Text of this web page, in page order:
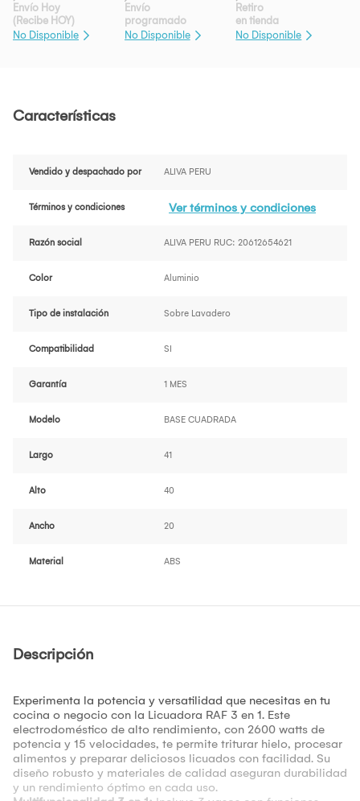
Envío Hoy
(Recibe HOY)
No Disponible
Envío
programado
No Disponible
Retiro
en tienda
No Disponible
Características
Vendido y despachado por ALIVA PERU
Términos y condiciones Ver términos y condiciones
Razón social ALIVA PERU RUC: 20612654621
Color Aluminio
Tipo de instalación Sobre Lavadero
Compatibilidad SI
Garantía 1 MES
Modelo BASE CUADRADA
Largo 41
Alto 40
Ancho 20
Material ABS
Descripción
Experimenta la potencia y versatilidad que necesitas en tu
cocina o negocio con la Licuadora RAF 3 en 1. Este
electrodoméstico de alto rendimiento, con 2600 watts de
potencia y 15 velocidades, te permite triturar hielo, procesar
alimentos y preparar deliciosos licuados con facilidad. Su
diseño robusto y materiales de calidad aseguran durabilidad
y un rendimiento óptimo en cada uso.